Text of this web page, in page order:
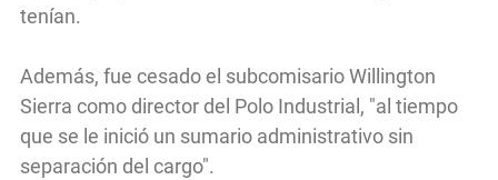
tenían.
Además, fue cesado el subcomisario Willington
Sierra como director del Polo Industrial, "al tiempo
que se le inició un sumario administrativo sin
separación del cargo".